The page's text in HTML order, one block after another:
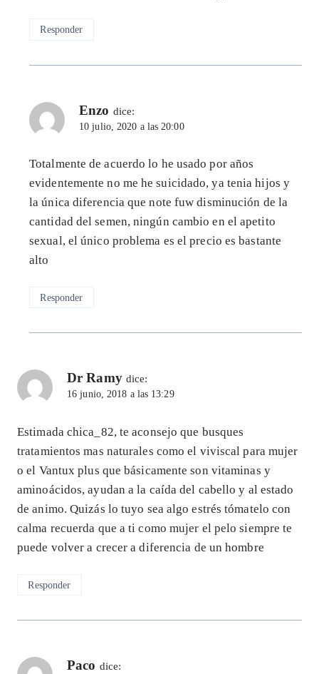
Responder
Enzo dice:
10 julio, 2020 a las 20:00
Totalmente de acuerdo lo he usado por años
evidentemente no me he suicidado, ya tenia hijos y
la única diferencia que note fuw disminución de la
cantidad del semen, ningún cambio en el apetito
sexual, el único problema es el precio es bastante
alto
Responder
Dr Ramy dice:
16 junio, 2018 a las 13:29
Estimada chica_82, te aconsejo que busques
tratamientos mas naturales como el viviscal para mujer
o el Vantux plus que básicamente son vitaminas y
aminoácidos, ayudan a la caída del cabello y al estado
de animo. Quizás lo tuyo sea algo estrés tómatelo con
calma recuerda que a ti como mujer el pelo siempre te
puede volver a crecer a diferencia de un hombre
Responder
Paco dice: